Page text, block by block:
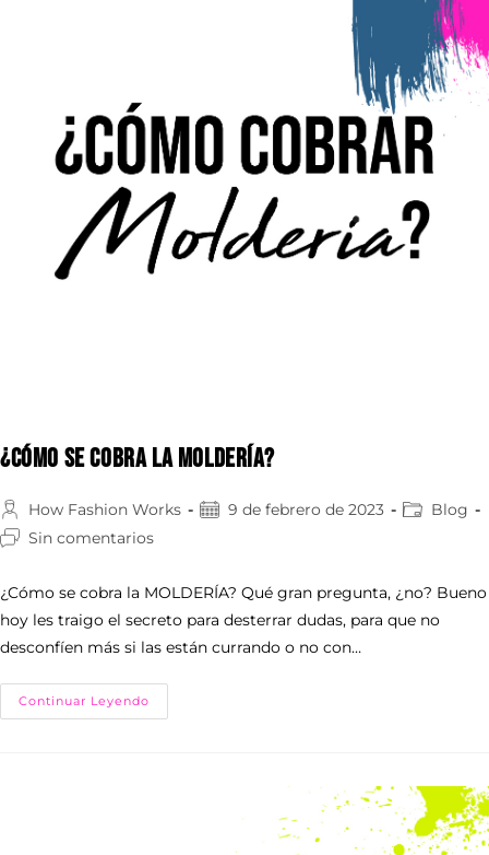
¿CÓMO SE COBRA LA MOLDERÍA?
How Fashion Works 9 de febrero de 2023
Blog
Sin comentarios
¿Cómo se cobra la MOLDERÍA? Qué gran pregunta, ¿no? Bueno
hoy les traigo el secreto para desterrar dudas, para que no
desconfíen más si las están currando o no con…
Continuar Leyendo